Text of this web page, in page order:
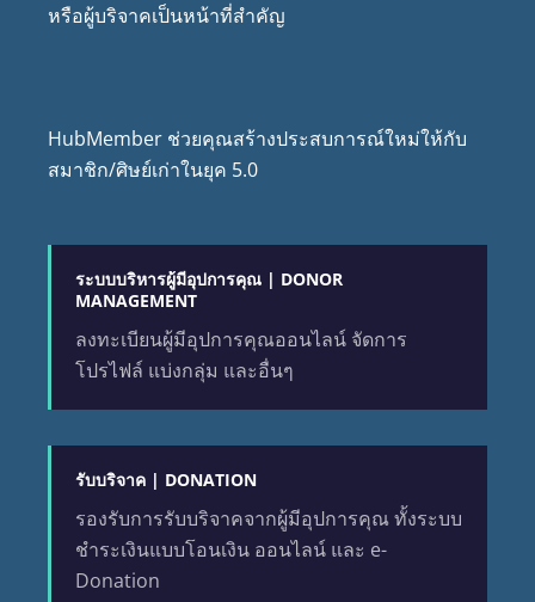
หรือผู้บริจาคเป็นหน้าที่สำคัญ
HubMember ช่วยคุณสร้างประสบการณ์ใหม่ให้กับ
สมาชิก/ศิษย์เก่าในยุค 5.0
ระบบบริหารผู้มีอุปการคุณ | DONOR
MANAGEMENT
ลงทะเบียนผู้มีอุปการคุณออนไลน์ จัดการ
โปรไฟล์ แบ่งกลุ่ม และอื่นๆ
รับบริจาค | DONATION
รองรับการรับบริจาคจากผู้มีอุปการคุณ ทั้งระบบ
ชำระเงินแบบโอนเงิน ออนไลน์ และ e-
Donation